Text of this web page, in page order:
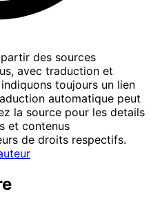
des sources
avec traduction et
toujours un lien
automatique peut
la source pour les details
et contenus
de droits respectifs.